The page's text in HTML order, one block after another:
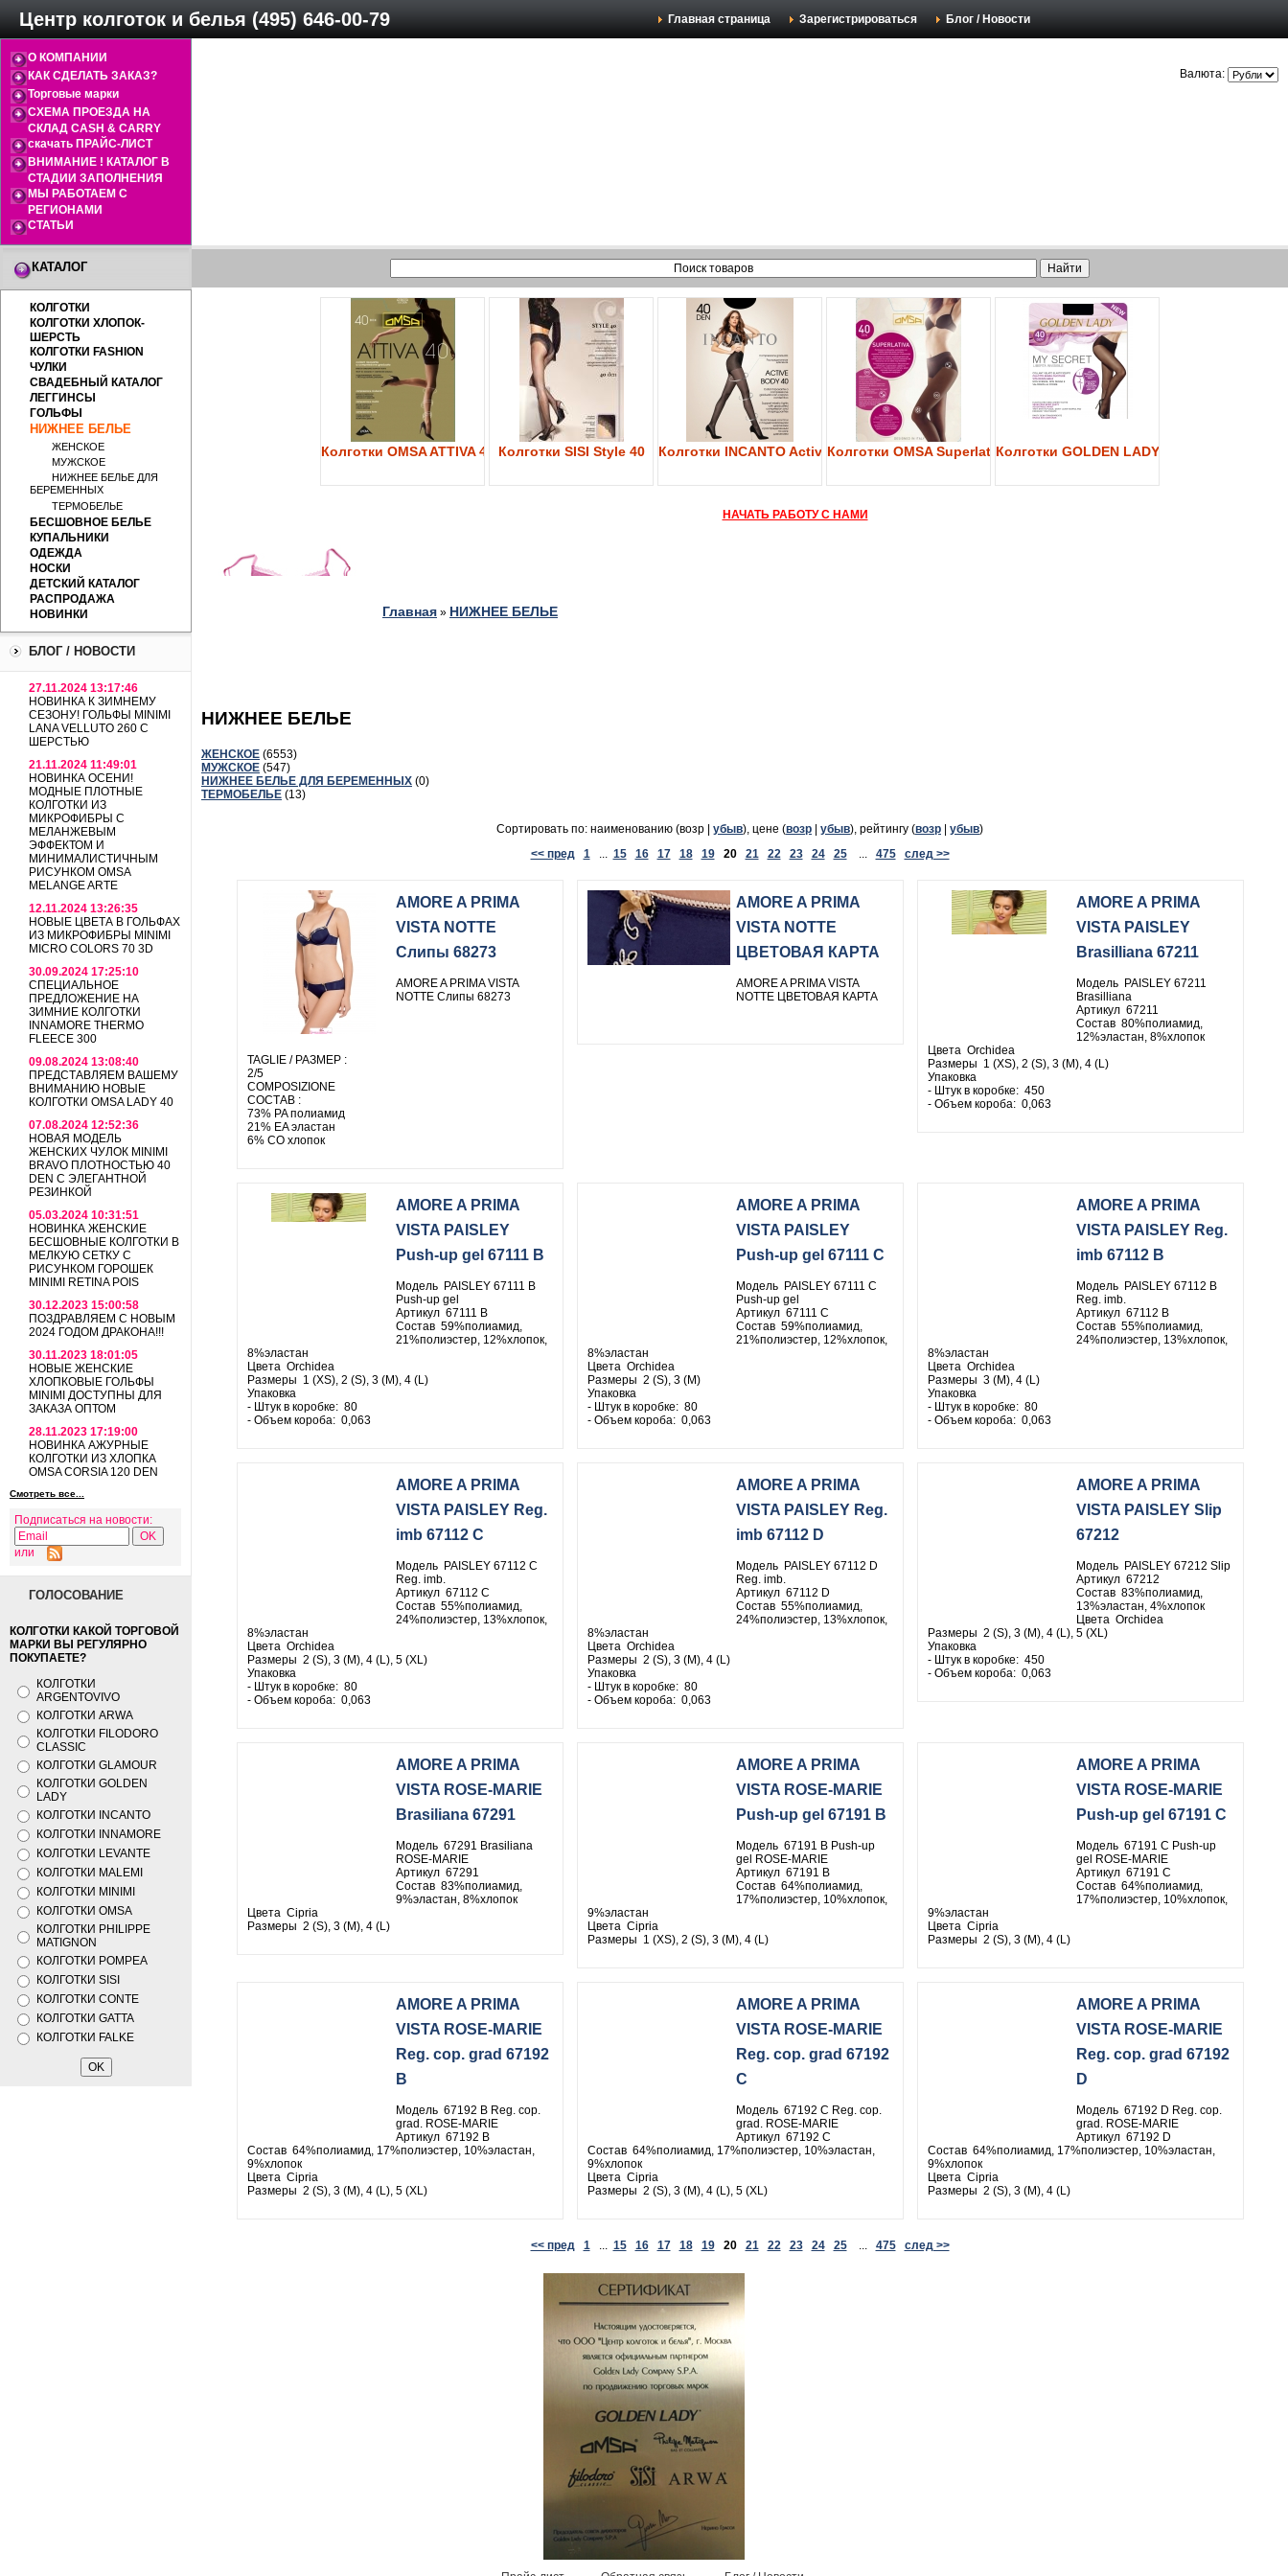
Центр колготок и белья (495) 646-00-79 Главная страница Зарегистрироваться Блог / Новости
О КОМПАНИИ
КАК СДЕЛАТЬ ЗАКАЗ?
Торговые марки
СХЕМА ПРОЕЗДА НА
СКЛАД CASH & CARRY
скачать ПРАЙС-ЛИСТ
ВНИМАНИЕ ! КАТАЛОГ В
СТАДИИ ЗАПОЛНЕНИЯ
МЫ РАБОТАЕМ С
РЕГИОНАМИ
СТАТЬИ
Валюта:
КАТАЛОГ
КОЛГОТКИ
КОЛГОТКИ ХЛОПОК-
ШЕРСТЬ
КОЛГОТКИ FASHION
ЧУЛКИ
СВАДЕБНЫЙ КАТАЛОГ
ЛЕГГИНСЫ
ГОЛЬФЫ
НИЖНЕЕ БЕЛЬЕ
ЖЕНСКОЕ
МУЖСКОЕ
НИЖНЕЕ БЕЛЬЕ ДЛЯ
БЕРЕМЕННЫХ
ТЕРМОБЕЛЬЕ
БЕСШОВНОЕ БЕЛЬЕ
КУПАЛЬНИКИ
ОДЕЖДА
НОСКИ
ДЕТСКИЙ КАТАЛОГ
РАСПРОДАЖА
НОВИНКИ
БЛОГ / НОВОСТИ
27.11.2024 13:17:46
НОВИНКА К ЗИМНЕМУ
СЕЗОНУ! ГОЛЬФЫ MINIMI
LANA VELLUTO 260 С
ШЕРСТЬЮ
21.11.2024 11:49:01
НОВИНКА ОСЕНИ!
МОДНЫЕ ПЛОТНЫЕ
КОЛГОТКИ ИЗ
МИКРОФИБРЫ С
МЕЛАНЖЕВЫМ
ЭФФЕКТОМ И
МИНИМАЛИСТИЧНЫМ
РИСУНКОМ OMSA
MELANGE ARTE
12.11.2024 13:26:35
НОВЫЕ ЦВЕТА В ГОЛЬФАХ
ИЗ МИКРОФИБРЫ MINIMI
MICRO COLORS 70 3D
30.09.2024 17:25:10
СПЕЦИАЛЬНОЕ
ПРЕДЛОЖЕНИЕ НА
ЗИМНИЕ КОЛГОТКИ
INNAMORE THERMO
FLEECE 300
09.08.2024 13:08:40
ПРЕДСТАВЛЯЕМ ВАШЕМУ
ВНИМАНИЮ НОВЫЕ
КОЛГОТКИ OMSA LADY 40
07.08.2024 12:52:36
НОВАЯ МОДЕЛЬ
ЖЕНСКИХ ЧУЛОК MINIMI
BRAVO ПЛОТНОСТЬЮ 40
DEN С ЭЛЕГАНТНОЙ
РЕЗИНКОЙ
05.03.2024 10:31:51
НОВИНКА ЖЕНСКИЕ
БЕСШОВНЫЕ КОЛГОТКИ В
МЕЛКУЮ СЕТКУ С
РИСУНКОМ ГОРОШЕК
MINIMI RETINA POIS
30.12.2023 15:00:58
ПОЗДРАВЛЯЕМ С НОВЫМ
2024 ГОДОМ ДРАКОНА!!!
30.11.2023 18:01:05
НОВЫЕ ЖЕНСКИЕ
ХЛОПКОВЫЕ ГОЛЬФЫ
MINIMI ДОСТУПНЫ ДЛЯ
ЗАКАЗА ОПТОМ
28.11.2023 17:19:00
НОВИНКА АЖУРНЫЕ
КОЛГОТКИ ИЗ ХЛОПКА
OMSA CORSIA 120 DEN
Смотреть все...
Подписаться на новости:
или
ГОЛОСОВАНИЕ
КОЛГОТКИ КАКОЙ ТОРГОВОЙ
МАРКИ ВЫ РЕГУЛЯРНО
ПОКУПАЕТЕ?
КОЛГОТКИ
ARGENTOVIVO
КОЛГОТКИ ARWA
КОЛГОТКИ FILODORO
CLASSIC
КОЛГОТКИ GLAMOUR
КОЛГОТКИ GOLDEN
LADY
КОЛГОТКИ INCANTO
КОЛГОТКИ INNAMORE
КОЛГОТКИ LEVANTE
КОЛГОТКИ MALEMI
КОЛГОТКИ MINIMI
КОЛГОТКИ OMSA
КОЛГОТКИ PHILIPPE
MATIGNON
КОЛГОТКИ POMPEA
КОЛГОТКИ SISI
КОЛГОТКИ CONTE
КОЛГОТКИ GATTA
КОЛГОТКИ FALKE
Колготки OMSA ATTIVA 40 Колготки SISI Style 40 Колготки INCANTO Active Body 40Колготки OMSA Superlativa 40Колготки GOLDEN LADY My Secret 40
НАЧАТЬ РАБОТУ С НАМИ
Главная » НИЖНЕЕ БЕЛЬЕ
НИЖНЕЕ БЕЛЬЕ
ЖЕНСКОЕ (6553)
МУЖСКОЕ (547)
НИЖНЕЕ БЕЛЬЕ ДЛЯ БЕРЕМЕННЫХ (0)
ТЕРМОБЕЛЬЕ (13)
Сортировать по: наименованию (возр | убыв), цене (возр убыв), рейтингу (возр убыв)
<< пред
1... 15 16 17 18 19 20 21 22 23 24 25... 475 след >>
AMORE A PRIMA
VISTA NOTTE
Слипы 68273
AMORE A PRIMA VISTA
NOTTE Слипы 68273
TAGLIE / РАЗМЕР :
2/5
COMPOSIZIONE
СОСТАВ :
73% PA полиамид
21% EA эластан
6% CO хлопок
AMORE A PRIMA
VISTA NOTTE
ЦВЕТОВАЯ КАРТА
AMORE A PRIMA VISTA
NOTTE ЦВЕТОВАЯ КАРТА
AMORE A PRIMA
VISTA PAISLEY
Brasilliana 67211
Модель PAISLEY 67211
Brasilliana
Артикул 67211
Состав 80%полиамид,
12%эластан, 8%хлопок
Цвета Orchidea
Размеры 1 (XS), 2 (S), 3 (M), 4 (L)
Упаковка
- Штук в коробке: 450
- Объем короба: 0,063
AMORE A PRIMA
VISTA PAISLEY
Push-up gel 67111 B
Модель PAISLEY 67111 B
Push-up gel
Артикул 67111 B
Состав 59%полиамид,
21%полиэстер, 12%хлопок,
8%эластан
Цвета Orchidea
Размеры 1 (XS), 2 (S), 3 (M), 4 (L)
Упаковка
- Штук в коробке: 80
- Объем короба: 0,063
AMORE A PRIMA
VISTA PAISLEY
Push-up gel 67111 C
Модель PAISLEY 67111 C
Push-up gel
Артикул 67111 C
Состав 59%полиамид,
21%полиэстер, 12%хлопок,
8%эластан
Цвета Orchidea
Размеры 2 (S), 3 (M)
Упаковка
- Штук в коробке: 80
- Объем короба: 0,063
AMORE A PRIMA
VISTA PAISLEY Reg.
imb 67112 B
Модель PAISLEY 67112 B
Reg. imb.
Артикул 67112 B
Состав 55%полиамид,
24%полиэстер, 13%хлопок,
8%эластан
Цвета Orchidea
Размеры 3 (M), 4 (L)
Упаковка
- Штук в коробке: 80
- Объем короба: 0,063
AMORE A PRIMA
VISTA PAISLEY Reg.
imb 67112 C
Модель PAISLEY 67112 C
Reg. imb.
Артикул 67112 C
Состав 55%полиамид,
24%полиэстер, 13%хлопок,
8%эластан
Цвета Orchidea
Размеры 2 (S), 3 (M), 4 (L), 5 (XL)
Упаковка
- Штук в коробке: 80
- Объем короба: 0,063
AMORE A PRIMA
VISTA PAISLEY Reg.
imb 67112 D
Модель PAISLEY 67112 D
Reg. imb.
Артикул 67112 D
Состав 55%полиамид,
24%полиэстер, 13%хлопок,
8%эластан
Цвета Orchidea
Размеры 2 (S), 3 (M), 4 (L)
Упаковка
- Штук в коробке: 80
- Объем короба: 0,063
AMORE A PRIMA
VISTA PAISLEY Slip
67212
Модель PAISLEY 67212 Slip
Артикул 67212
Состав 83%полиамид,
13%эластан, 4%хлопок
Цвета Orchidea
Размеры 2 (S), 3 (M), 4 (L), 5 (XL)
Упаковка
- Штук в коробке: 450
- Объем короба: 0,063
AMORE A PRIMA
VISTA ROSE-MARIE
Brasiliana 67291
Модель 67291 Brasiliana
ROSE-MARIE
Артикул 67291
Состав 83%полиамид,
9%эластан, 8%хлопок
Цвета Cipria
Размеры 2 (S), 3 (M), 4 (L)
AMORE A PRIMA
VISTA ROSE-MARIE
Push-up gel 67191 B
Модель 67191 B Push-up
gel ROSE-MARIE
Артикул 67191 B
Состав 64%полиамид,
17%полиэстер, 10%хлопок,
9%эластан
Цвета Cipria
Размеры 1 (XS), 2 (S), 3 (M), 4 (L)
AMORE A PRIMA
VISTA ROSE-MARIE
Push-up gel 67191 C
Модель 67191 C Push-up
gel ROSE-MARIE
Артикул 67191 C
Состав 64%полиамид,
17%полиэстер, 10%хлопок,
9%эластан
Цвета Cipria
Размеры 2 (S), 3 (M), 4 (L)
AMORE A PRIMA
VISTA ROSE-MARIE
Reg. cop. grad 67192
B
Модель 67192 B Reg. cop.
grad. ROSE-MARIE
Артикул 67192 B
Состав 64%полиамид, 17%полиэстер, 10%эластан,
9%хлопок
Цвета Cipria
Размеры 2 (S), 3 (M), 4 (L), 5 (XL)
AMORE A PRIMA
VISTA ROSE-MARIE
Reg. cop. grad 67192
C
Модель 67192 C Reg. cop.
grad. ROSE-MARIE
Артикул 67192 C
Состав 64%полиамид, 17%полиэстер, 10%эластан,
9%хлопок
Цвета Cipria
Размеры 2 (S), 3 (M), 4 (L), 5 (XL)
AMORE A PRIMA
VISTA ROSE-MARIE
Reg. cop. grad 67192
D
Модель 67192 D Reg. cop.
grad. ROSE-MARIE
Артикул 67192 D
Состав 64%полиамид, 17%полиэстер, 10%эластан,
9%хлопок
Цвета Cipria
Размеры 2 (S), 3 (M), 4 (L)
<< пред 1... 15 16 17 18 19 20 21 22 23 24 25... 475 след >>